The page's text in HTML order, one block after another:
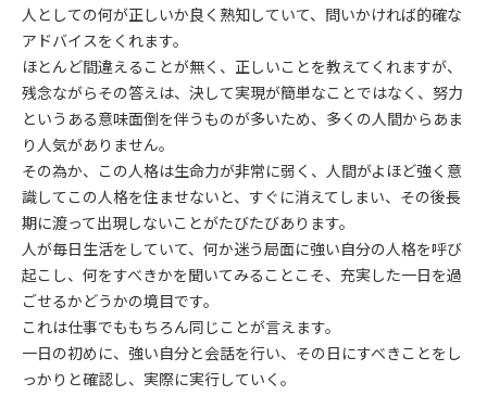
人としての何が正しいか良く熟知していて、問いかければ的確な
アドバイスをくれます。
ほとんど間違えることが無く、正しいことを教えてくれますが、
残念ながらその答えは、決して実現が簡単なことではなく、努力
というある意味面倒を伴うものが多いため、多くの人間からあま
り人気がありません。
その為か、この人格は生命力が非常に弱く、人間がよほど強く意
識してこの人格を住ませないと、すぐに消えてしまい、その後長
期に渡って出現しないことがたびたびあります。
人が毎日生活をしていて、何か迷う局面に強い自分の人格を呼び
起こし、何をすべきかを聞いてみることこそ、充実した一日を過
ごせるかどうかの境目です。
これは仕事でももちろん同じことが言えます。
一日の初めに、強い自分と会話を行い、その日にすべきことをし
っかりと確認し、実際に実行していく。